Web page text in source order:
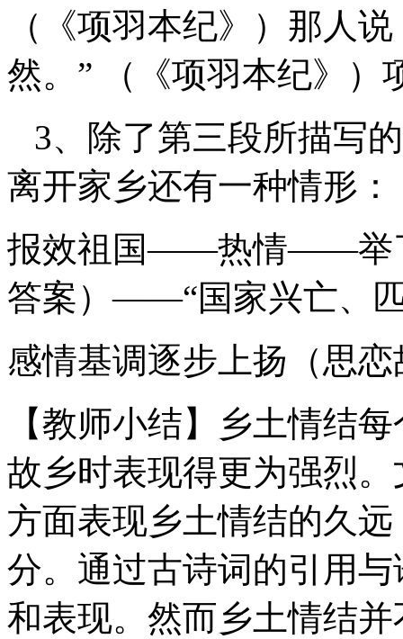
（《项羽本纪》）那人
然。” （《项羽本纪》）
3、除了第三段所描写
离开家乡还有一种情形：
报效祖国——热情——举
答案）——“国家兴亡、
感情基调逐步上扬（思
【教师小结】乡土情结
故乡时表现得更为强烈
方面表现乡土情结的久
分。通过古诗词的引用
和表现。然而乡土情结